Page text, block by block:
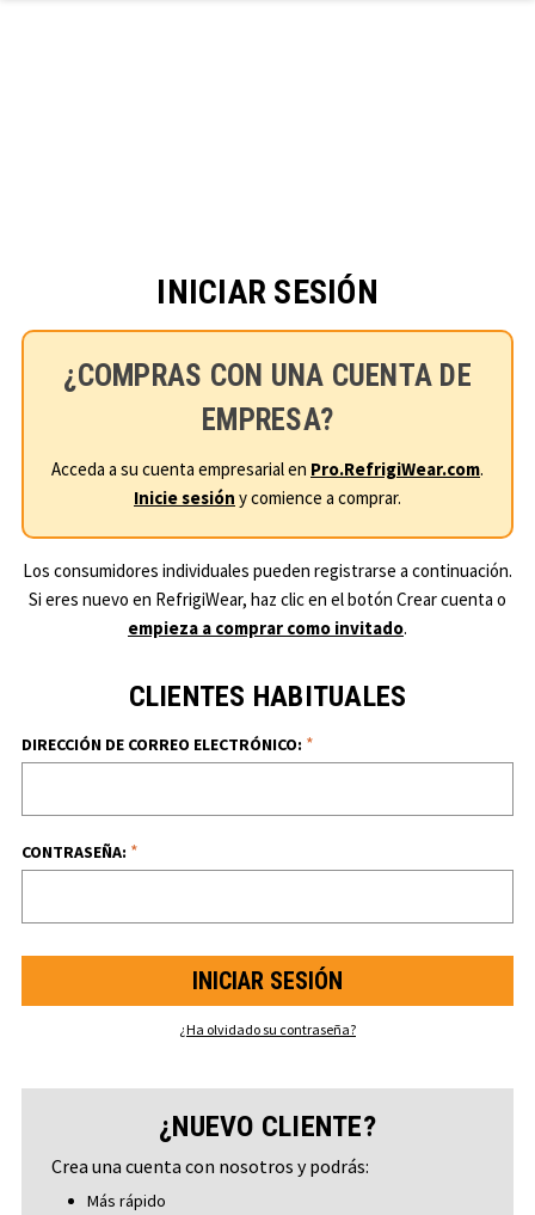
INICIAR SESIÓN
¿COMPRAS CON UNA CUENTA DE
EMPRESA?
Acceda a su cuenta empresarial en Pro.RefrigiWear.com.
Inicie sesión y comience a comprar.
Los consumidores individuales pueden registrarse a continuación.
Si eres nuevo en RefrigiWear, haz clic en el botón Crear cuenta o
empieza a comprar como invitado.
CLIENTES HABITUALES
DIRECCIÓN DE CORREO ELECTRÓNICO: *
CONTRASEÑA: *
¿Ha olvidado su contraseña?
¿NUEVO CLIENTE?
Crea una cuenta con nosotros y podrás:
Más rápido